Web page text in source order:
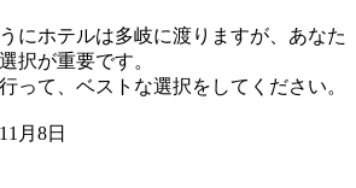
にホテルは多岐に渡りますが、あなた
択が重要です。
って、ベストな選択をしてください。
月8日